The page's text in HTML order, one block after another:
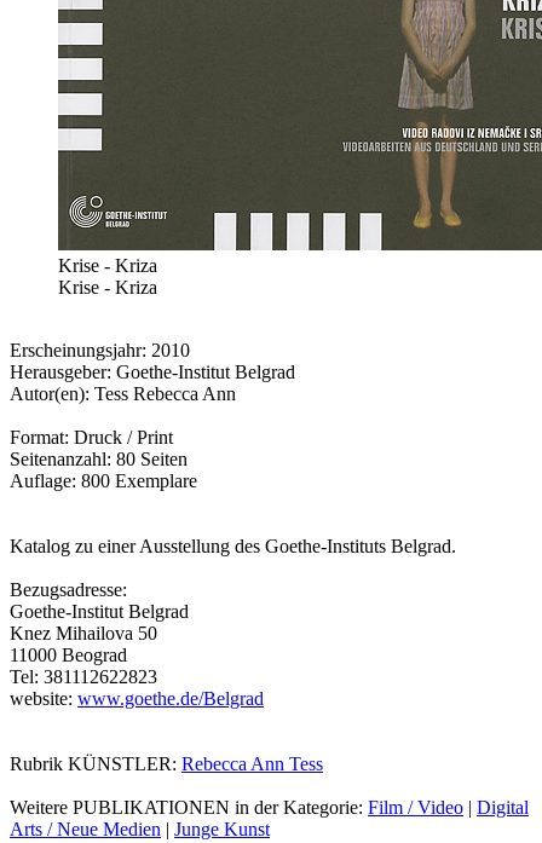
Krise - Kriza
Krise - Kriza
Erscheinungsjahr: 2010
Herausgeber: Goethe-Institut Belgrad
Autor(en): Tess Rebecca Ann
Format: Druck / Print
Seitenanzahl: 80 Seiten
Auflage: 800 Exemplare
Katalog zu einer Ausstellung des Goethe-Instituts Belgrad.
Bezugsadresse:
Goethe-Institut Belgrad
Knez Mihailova 50
11000 Beograd
Tel: 381112622823
website: www.goethe.de/Belgrad
Rubrik KÜNSTLER: Rebecca Ann Tess
Weitere PUBLIKATIONEN in der Kategorie: Film / Video | Digital
Arts / Neue Medien | Junge Kunst